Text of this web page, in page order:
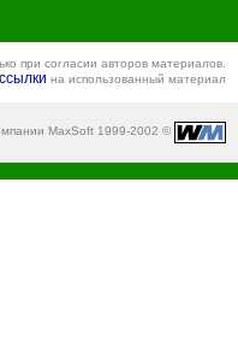
при согласии авторов материалов.
на использованный материал
MaxSoft 1999-2002 ©